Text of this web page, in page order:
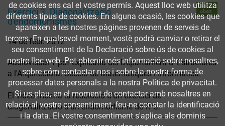
Exercici 3. Diagonalització
d'endomorfismes
Accés
obert
14 de febr. 2012
Audiovisual + pdf explicatiu del Departament d' Estructures
a l'Arquitectura. Secció de Matemàtiques i Informàtica.
El video mostra la resolució d'un exercici de
diagonalització d'un endomorfisme de R^3.
de cookies ens cal el vostre permís. Aquest lloc web utilitza
diferents tipus de cookies. En alguna ocasió, les cookies que
apareixen a les nostres pàgines provenen de serveis de
tercers. En qualsevol moment, vostè podrà canviar o retirar el
seu consentiment de la Declaració sobre ús de cookies al
nostre lloc web. Pot obtenir més informació sobre nosaltres,
sobre cóm contactar-nos i sobre la nostra forma de
processar dates personals a la nostra Política de privacitat.
Si us plau, en el moment de contactar amb nosaltres en
relació al vostre consentiment, feu-ne constar la identificació
i la data. El vostre consentiment s'aplica als dominis